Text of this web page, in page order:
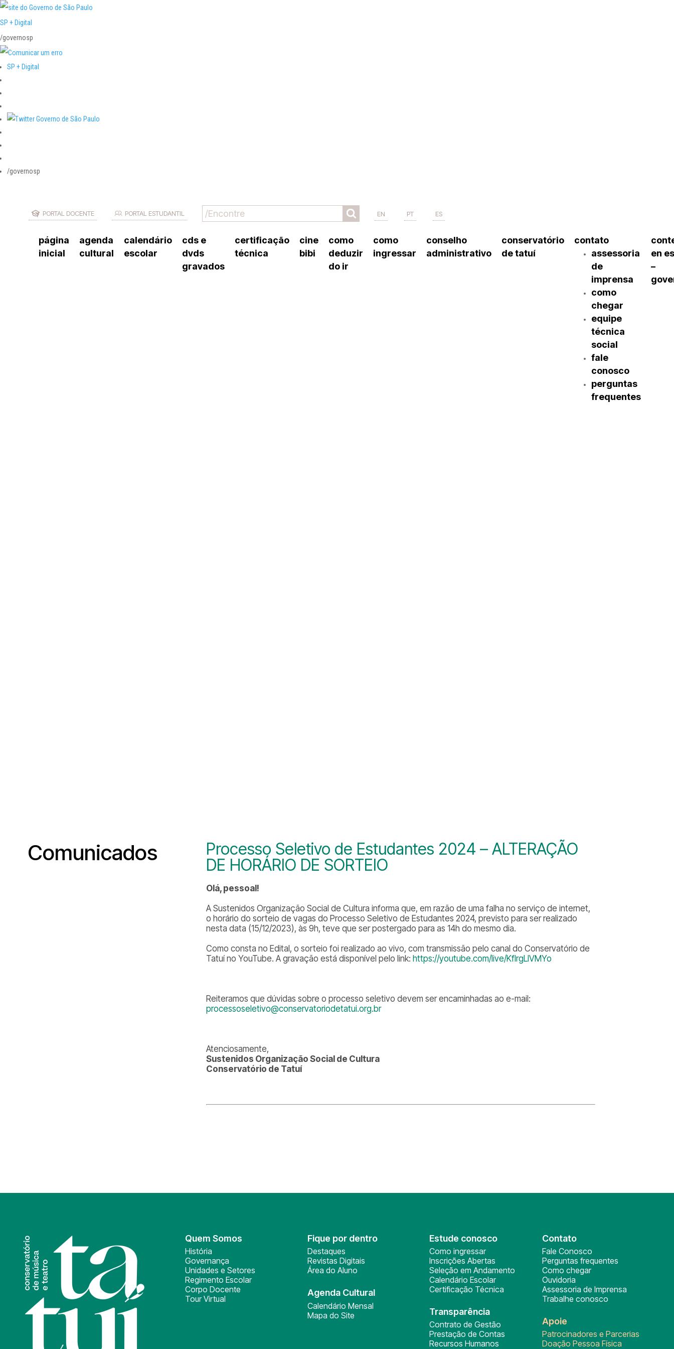
SP + Digital
/governosp
SP + Digital
/governosp
PORTAL DOCENTE PORTAL ESTUDANTIL EN PT ES
página
inicial
agenda
cultural
calendário
escolar
cds e
dvds
gravados
certificação
técnica
cine
bibi
como
deduzir
do ir
como
ingressar
conselho
administrativo
conservatório
de tatuí
contato
assessoria
de
imprensa
como
chegar
equipe
técnica
social
fale
conosco
perguntas
frequentes
en
–
Comunicados
Processo Seletivo de Estudantes 2024 – ALTERAÇÃO
DE HORÁRIO DE SORTEIO
Olá, pessoal!
A Sustenidos Organização Social de Cultura informa que, em razão de uma falha no serviço de internet,
o horário do sorteio de vagas do Processo Seletivo de Estudantes 2024, previsto para ser realizado
nesta data (15/12/2023), às 9h, teve que ser postergado para as 14h do mesmo dia.
Como consta no Edital, o sorteio foi realizado ao vivo, com transmissão pelo canal do Conservatório de
Tatuí no YouTube. A gravação está disponível pelo link:https://youtube.com/live/KflrgLlVMYo
Reiteramos que dúvidas sobre o processo seletivo devem ser encaminhadas ao e-mail:
processoseletivo@conservatoriodetatui.org.br
Atenciosamente,
Sustenidos Organização Social de Cultura
Conservatório de Tatuí
Quem Somos
História
Governança
Unidades e Setores
Regimento Escolar
Corpo Docente
Tour Virtual
Fique por dentro
Destaques
Revistas Digitais
Área do Aluno
Agenda Cultural
Calendário Mensal
Mapa do Site
Estude conosco
Como ingressar
Inscrições Abertas
Seleção em Andamento
Calendário Escolar
Certificação Técnica
Transparência
Contrato de Gestão
Prestação de Contas
Recursos Humanos
Contato
Fale Conosco
Perguntas frequentes
Como chegar
Ouvidoria
Assessoria de Imprensa
Trabalhe conosco
Apoie
Patrocinadores e Parcerias
Doação Pessoa Física